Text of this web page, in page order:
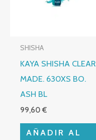
SHISHA
KAYA SHISHA CLEAR
MADE. 630XS BO.
ASH BL
99,60€
AÑADIR AL